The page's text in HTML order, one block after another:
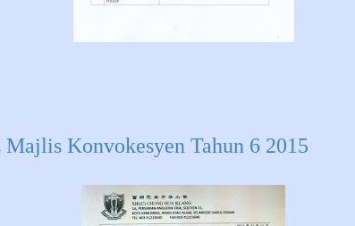
Konvokesyen Tahun 6 2015